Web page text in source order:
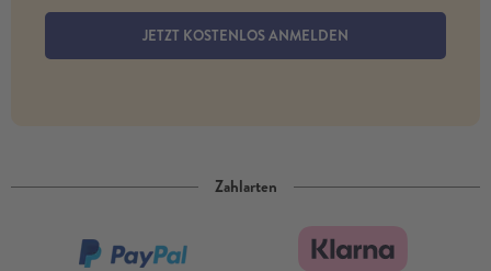
JETZT KOSTENLOS ANMELDEN
Zahlarten